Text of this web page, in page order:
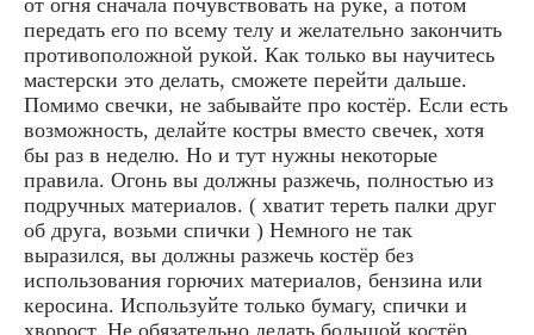
передать его по всему телу и желательно закончить
противоположной рукой. Как только вы научитесь
мастерски это делать, сможете перейти дальше.
Помимо свечки, не забывайте про костёр. Если есть
возможность, делайте костры вместо свечек, хотя
бы раз в неделю. Но и тут нужны некоторые
правила. Огонь вы должны разжечь, полностью из
подручных материалов. ( хватит тереть палки друг
об друга, возьми спички ) Немного не так
выразился, вы должны разжечь костёр без
использования горючих материалов, бензина или
керосина. Используйте только бумагу, спички и
хворост. Не обязательно делать большой костёр,